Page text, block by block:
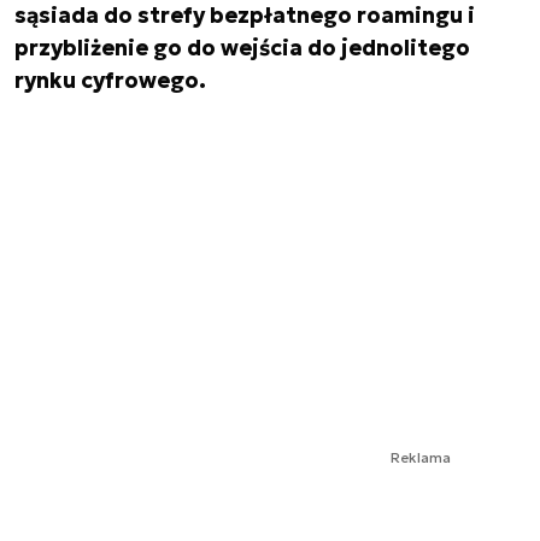
sąsiada do strefy bezpłatnego roamingu i
przybliżenie go do wejścia do jednolitego
rynku cyfrowego.
Reklama